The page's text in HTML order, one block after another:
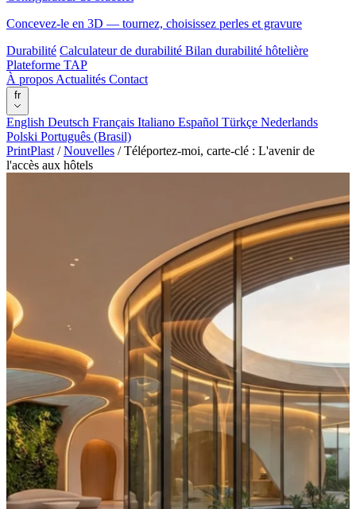
Concevez-le en 3D — tournez, choisissez perles et gravure
Durabilité Calculateur de durabilité Bilan durabilité hôtelière
Plateforme TAP
À propos Actualités Contact
fr
English Deutsch Français Italiano Español Türkçe Nederlands
Polski Português (Brasil)
PrintPlast / Nouvelles / Téléportez-moi, carte-clé : L'avenir de
l'accès aux hôtels